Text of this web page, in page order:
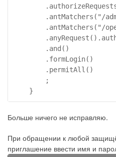
.antMatchers("/
.antMatchers("/
        .and()
.formLogin()
        .permitAll()
        ;
Больше ничего не исправляю.
При обращении к любой
приглашение ввести имя и